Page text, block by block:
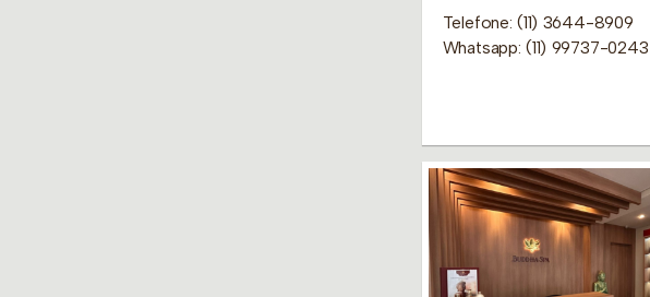
Telefone: (11) 3644-8909
Whatsapp: (11) 99737-0243